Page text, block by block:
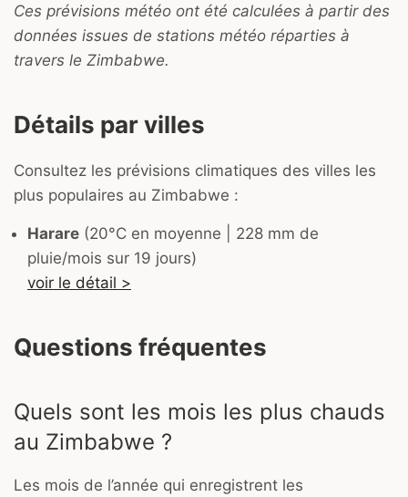
Ces prévisions météo ont été calculées à partir des
données issues de stations météo réparties à
travers le Zimbabwe.
Détails par villes
Consultez les prévisions climatiques des villes les
plus populaires au Zimbabwe :
Harare (20°C en moyenne | 228 mm de
pluie/mois sur 19 jours)
voir le détail >
Questions fréquentes
Quels sont les mois les plus chauds
au Zimbabwe ?
Les mois de l’année qui enregistrent les